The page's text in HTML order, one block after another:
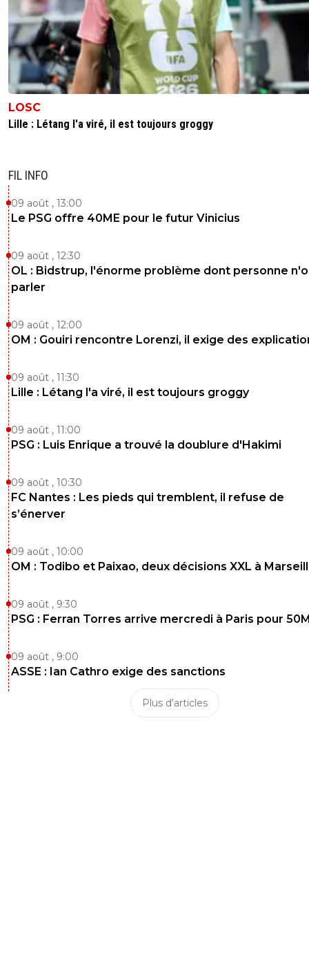
LOSC
Lille : Létang l'a viré, il est toujours groggy
FIL INFO
09 août , 13:00
Le PSG offre 40ME pour le futur Vinicius
09 août , 12:30
OL : Bidstrup, l'énorme problème dont personne
parler
09 août , 12:00
OM : Gouiri rencontre Lorenzi, il exige des
09 août , 11:30
Lille : Létang l'a viré, il est toujours groggy
09 août , 11:00
PSG : Luis Enrique a trouvé la doublure d'Hakimi
09 août , 10:30
FC Nantes : Les pieds qui tremblent, il refuse de
s’énerver
09 août , 10:00
OM : Todibo et Paixao, deux décisions XXL à
09 août , 9:30
PSG : Ferran Torres arrive mercredi à Paris pour
09 août , 9:00
ASSE : Ian Cathro exige des sanctions
Plus d'articles